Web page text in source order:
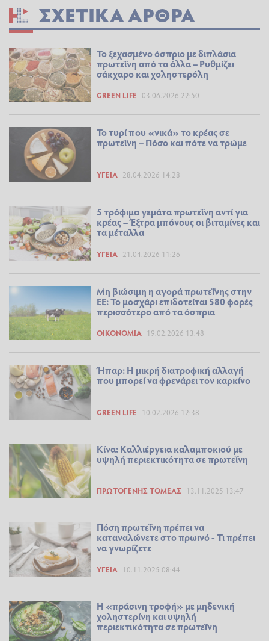
ΣΧΕΤΙΚΆ ΆΡΘΡΑ
Το ξεχασμένο όσπριο με διπλάσια
πρωτεΐνη από τα άλλα – Ρυθμίζει
σάκχαρο και χοληστερόλη
GREEN LIFE 03.06.2026 22:50
Το τυρί που «νικά» το κρέας σε
πρωτεΐνη – Πόσο και πότε να τρώμε
ΥΓΕΊΑ 28.04.2026 14:28
5 τρόφιμα γεμάτα πρωτεΐνη αντί για
κρέας – Έξτρα μπόνους οι βιταμίνες και
τα μέταλλα
ΥΓΕΊΑ 21.04.2026 11:26
Μη βιώσιμη η αγορά πρωτεΐνης στην
ΕΕ: Το μοσχάρι επιδοτείται 580 φορές
περισσότερο από τα όσπρια
ΟΙΚΟΝΟΜΊΑ 19.02.2026 13:48
Ήπαρ: Η μικρή διατροφική αλλαγή
που μπορεί να φρενάρει τον καρκίνο
GREEN LIFE 10.02.2026 12:38
Κίνα: Καλλιέργεια καλαμποκιού με
υψηλή περιεκτικότητα σε πρωτεΐνη
ΠΡΩΤΟΓΕΝΉΣ ΤΟΜΈΑΣ 13.11.2025 13:47
Πόση πρωτεΐνη πρέπει να
καταναλώνετε στο πρωινό - Τι πρέπει
να γνωρίζετε
ΥΓΕΊΑ 10.11.2025 08:44
Η «πράσινη τροφή» με μηδενική
χοληστερίνη και υψηλή
περιεκτικότητα σε πρωτεΐνη